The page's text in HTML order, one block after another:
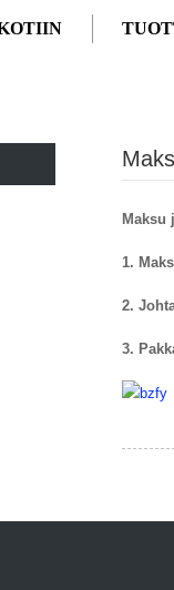
Maksu
1.
2.
3.